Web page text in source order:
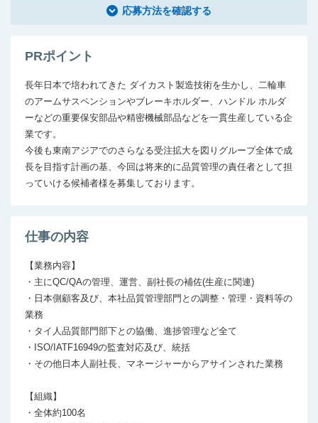
応募方法を確認する
PRポイント
長年日本で培われてきた ダイカスト製造技術を生かし、二輪車
のアームサスペンションやブレーキホルダー、ハンドル ホルダ
ーなどの重要保安部品や精密機械部品などを一貫生産している企
業です。
今後も東南アジアでのさらなる受注拡大を図りグループ全体で成
長を目指す計画の基、今回は将来的に品質管理の責任者として担
っていける候補者様を募集しております。
仕事の内容
【業務内容】
・主にQC/QAの管理、運営、副社長の補佐(生産に関連)
・日本側顧客及び、本社品質管理部門との調整・管理・資料等の
業務
・タイ人品質部門部下との協働、進捗管理など全て
・ISO/IATF16949の監査対応及び、統括
・その他日本人副社長、マネージャーからアサインされた業務
【組織】
・全体約100名